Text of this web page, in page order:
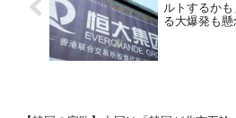
ルトするか
る大爆発も懸